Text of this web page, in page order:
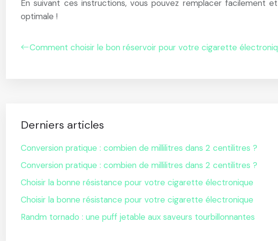
En suivant ces instructions, vous pouvez remplacer
optimale !
Comment choisir le bon réservoir pour votre cigarette
Derniers articles
Conversion pratique : combien de millilitres dans 2 centilitres ?
Conversion pratique : combien de millilitres dans 2 centilitres ?
Choisir la bonne résistance pour votre cigarette électronique
Choisir la bonne résistance pour votre cigarette électronique
Randm tornado : une puff jetable aux saveurs tourbillonnantes